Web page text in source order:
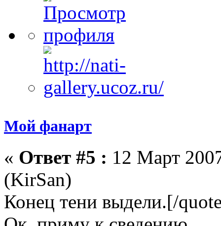
Мой фанарт
« Ответ #5 : 12 Март
(KirSan)
Конец тени выдели.[/